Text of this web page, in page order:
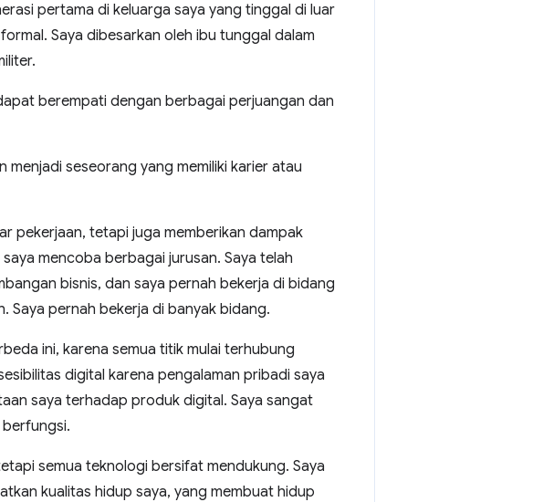
pertama di keluarga saya yang tinggal di luar
Saya dibesarkan oleh ibu tunggal dalam
berempati dengan berbagai perjuangan dan
seseorang yang memiliki karier atau
pekerjaan, tetapi juga memberikan dampak
mencoba berbagai jurusan. Saya telah
bisnis, dan saya pernah bekerja di bidang
Saya pernah bekerja di banyak bidang.
ini, karena semua titik mulai terhubung
digital karena pengalaman pribadi saya
saya terhadap produk digital. Saya sangat
semua teknologi bersifat mendukung. Saya
kualitas hidup saya, yang membuat hidup